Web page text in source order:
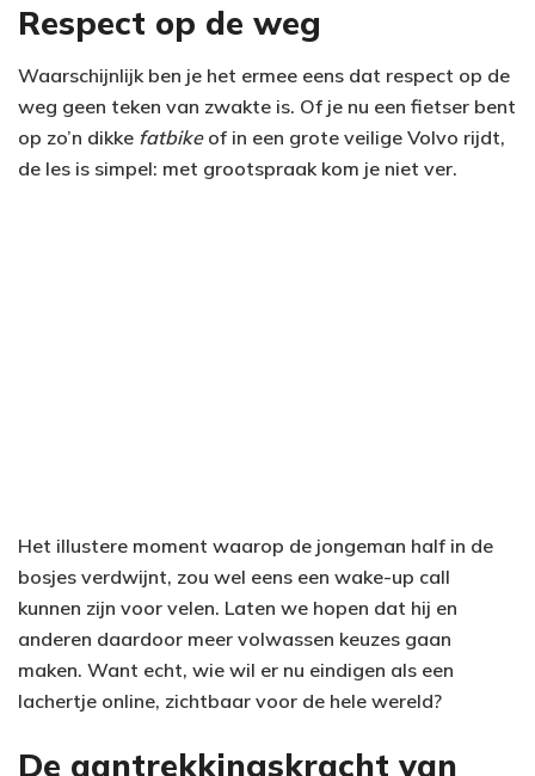
Respect op de weg
Waarschijnlijk ben je het ermee eens dat respect op de
weg geen teken van zwakte is. Of je nu een fietser bent
op zo’n dikke fatbikeof in een grote veilige Volvo rijdt,
de les is simpel: met grootspraak kom je niet ver.
Het illustere moment waarop de jongeman half in de
bosjes verdwijnt, zou wel eens een wake-up call
kunnen zijn voor velen. Laten we hopen dat hij en
anderen daardoor meer volwassen keuzes gaan
maken. Want echt, wie wil er nu eindigen als een
lachertje online, zichtbaar voor de hele wereld?
De aantrekkingskracht van